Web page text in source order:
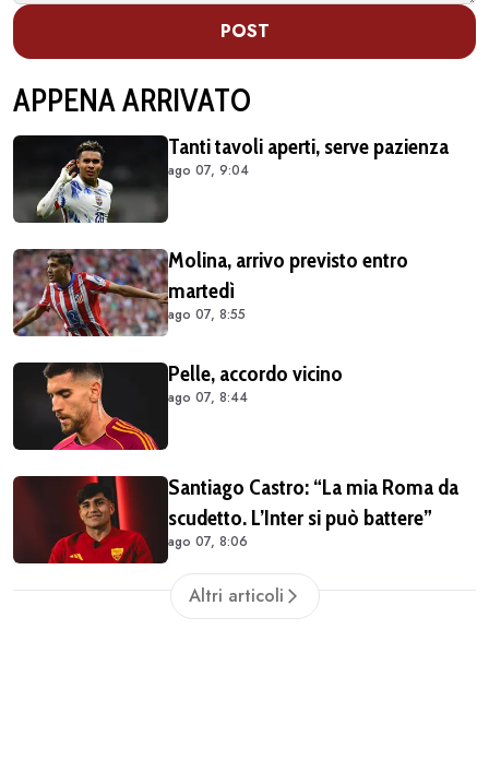
POST
APPENA ARRIVATO
Tanti tavoli aperti, serve pazienza
ago 07, 9:04
Molina, arrivo previsto entro
martedì
ago 07, 8:55
Pelle, accordo vicino
ago 07, 8:44
Santiago Castro: “La mia Roma da
scudetto. L’Inter si può battere”
ago 07, 8:06
Altri articoli